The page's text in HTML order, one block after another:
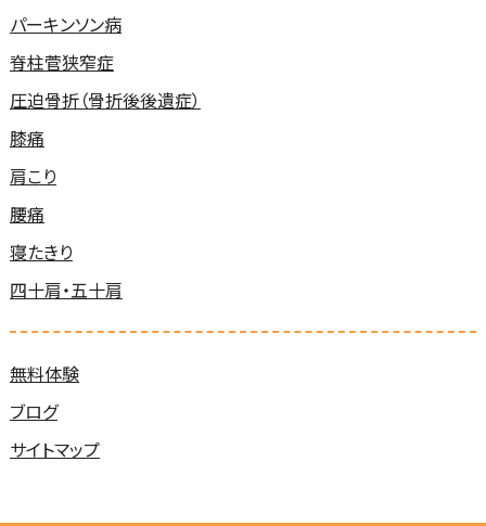
パーキンソン病
脊柱菅狭窄症
圧迫骨折（骨折後後遺症）
膝痛
肩こり
腰痛
寝たきり
四十肩・五十肩
無料体験
ブログ
サイトマップ